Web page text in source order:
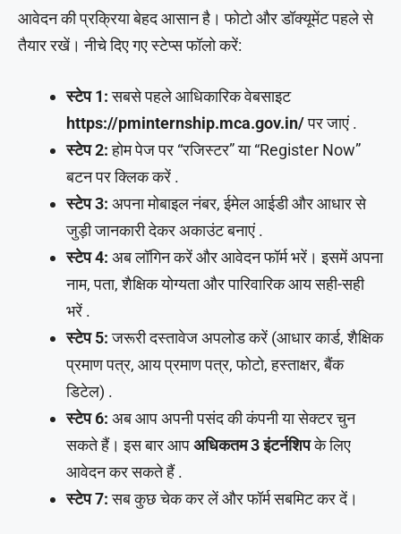
आवेदन की प्रक्रिया बेहद आसान है। फोटो और डॉक्यूमेंट पहले से
तैयार रखें। नीचे दिए गए स्टेप्स फॉलो करें:
स्टेप 1:सबसे पहले आधिकारिक वेबसाइट
https://pminternship.mca.gov.in/पर जाएं .
स्टेप 2:होम पेज पर “रजिस्टर” या “Register Now”
बटन पर क्लिक करें .
स्टेप 3: अपना मोबाइल नंबर, ईमेल आईडी और आधार से
जुड़ी जानकारी देकर अकाउंट बनाएं .
स्टेप 4: अब लॉगिन करें और आवेदन फॉर्म भरें। इसमें अपना
नाम, पता, शैक्षिक योग्यता और पारिवारिक आय सही-सही
भरें .
स्टेप 5:जरूरी दस्तावेज अपलोड करें (आधार कार्ड, शैक्षिक
प्रमाण पत्र, आय प्रमाण पत्र, फोटो, हस्ताक्षर, बैंक
डिटेल) .
स्टेप 6: अब आप अपनी पसंद की कंपनी या सेक्टर चुन
सकते हैं। इस बार आपअधिकतम 3 इंटर्नशिपके लिए
आवेदन कर सकते हैं .
स्टेप 7:सब कुछ चेक कर लें और फॉर्म सबमिट कर दें।